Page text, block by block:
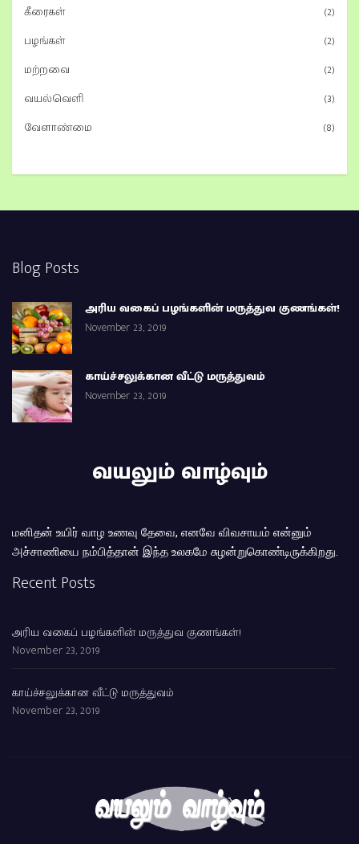
கீரைகள்
(2)
பழங்கள்
(2)
மற்றவை
(2)
வயல்வெளி
(3)
வேளாண்மை
(8)
Blog Posts
அரிய வகைப் பழங்களின் மருத்துவ குணங்கள்!
November 23, 2019
காய்ச்சலுக்கான வீட்டு மருத்துவம்
November 23, 2019
வயலும் வாழ்வும்
மனிதன் உயிர் வாழ உணவு தேவை, எனவே விவசாயம் என்னும்
அச்சாணியை நம்பித்தான் இந்த உலகமே சுழன்றுகொண்டிருக்கிறது.
Recent Posts
அரிய வகைப் பழங்களின் மருத்துவ குணங்கள்!
November 23, 2019
காய்ச்சலுக்கான வீட்டு மருத்துவம்
November 23, 2019